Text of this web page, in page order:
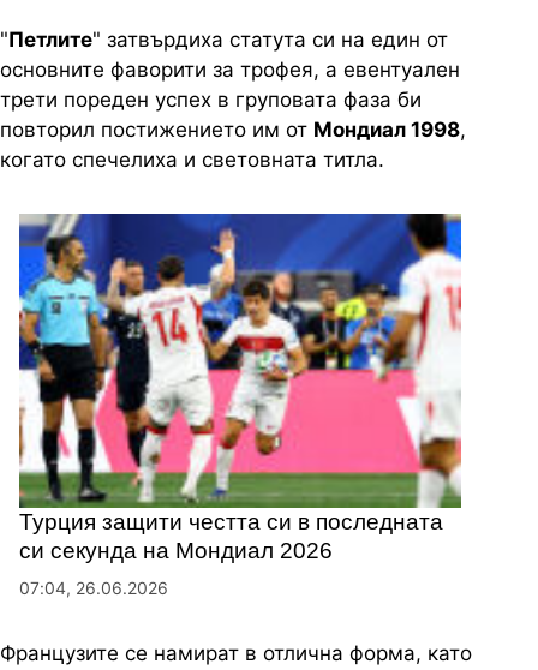
"Петлите" затвърдиха статута си на един от
основните фаворити за трофея, а евентуален
трети пореден успех в груповата фаза би
повторил постижението им от Мондиал 1998,
когато спечелиха и световната титла.
Турция защити честта си в последната
си секунда на Мондиал 2026
07:04, 26.06.2026
Французите се намират в отлична форма, като